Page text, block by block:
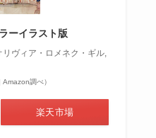
ーイラスト版
ヴィア・ロメネク・ギル,
調べ）
楽天市場